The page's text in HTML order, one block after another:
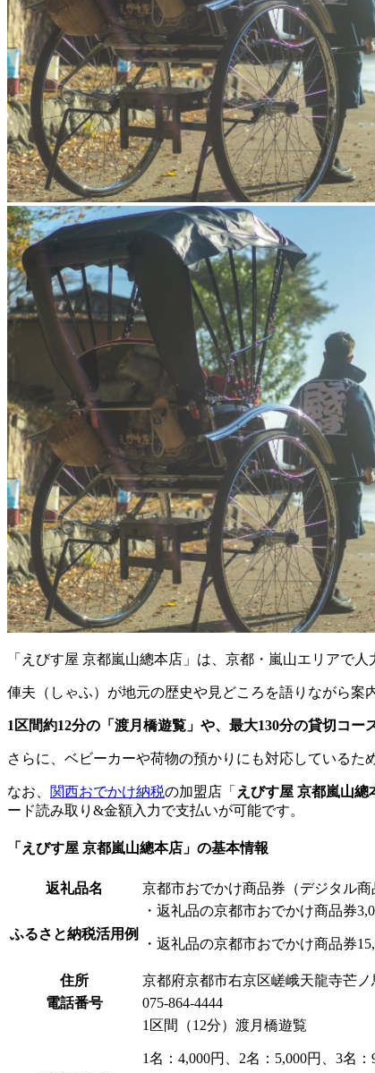
「えびす屋 京都嵐山總本店」は、京都・嵐山エリアで
俥夫（しゃふ）が地元の歴史や見どころを語りながら案
1区間約12分の「渡月橋遊覧」や、最大130分の貸切コ
さらに、ベビーカーや荷物の預かりにも対応しているた
なお、 関西おでかけ納税の加盟店「 えびす屋 京都嵐山總
ード読み取り&金額入力で支払いが可能です。
「えびす屋 京都嵐山總本店」の基本情報
返礼品名 京都市おでかけ商品券（デジタル商
ふるさと納税活用例
・返礼品の京都市おでかけ商品券
・返礼品の京都市おでかけ商品券
住所
京都府京都市右京区嵯峨天龍寺芒ノ
電話番号
075-864-4444
1区間（12分）渡月橋遊覧
1名：4,000円、2名：5,000円、3名：